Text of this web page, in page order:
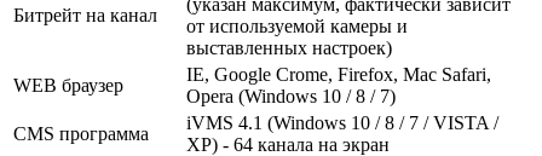
Битрейт на канал
от используемой камеры и
выставленных настроек)
WEB браузер
IE, Google Crome, Firefox, Mac Safari,
Opera (Windows 10 / 8 / 7)
CMS программа
iVMS 4.1 (Windows 10 / 8 / 7 / VISTA /
XP) - 64 канала на экран